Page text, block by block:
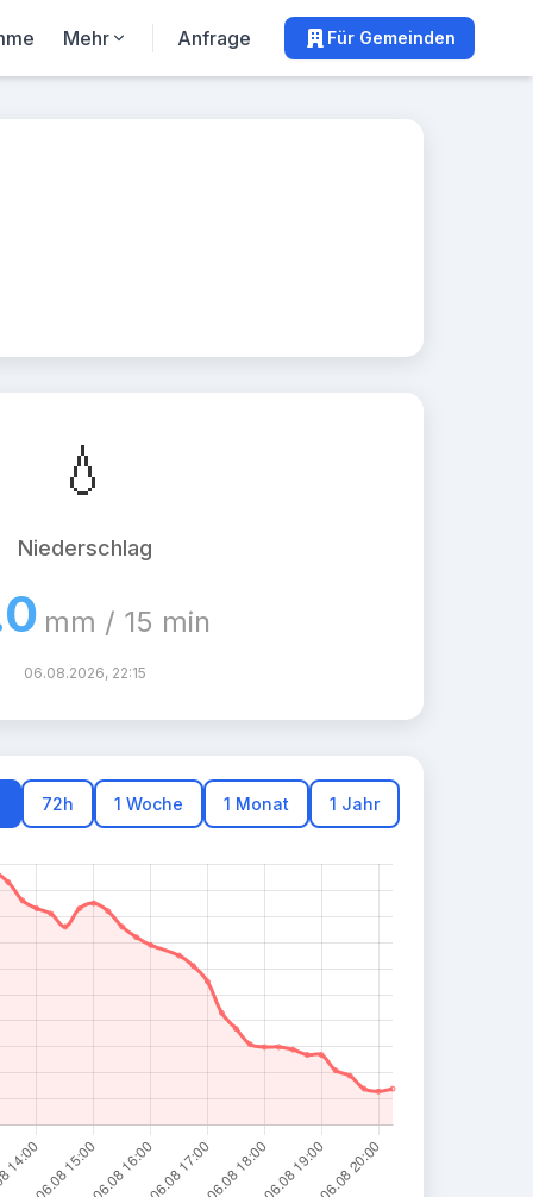
Mehr Anfrage Für Gemeinden
💧
Niederschlag
mm / 15 min
06.08.2026, 22:15
72h 1 Woche 1 Monat 1 Jahr